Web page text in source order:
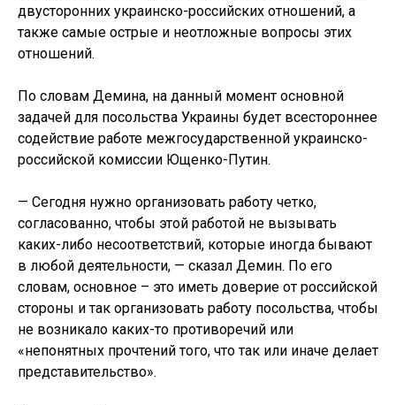
двусторонних украинско-российских отношений, а
также самые острые и неотложные вопросы этих
отношений.
По словам Демина, на данный момент основной
задачей для посольства Украины будет всестороннее
содействие работе межгосударственной украинско-
российской комиссии Ющенко-Путин.
— Сегодня нужно организовать работу четко,
согласованно, чтобы этой работой не вызывать
каких-либо несоответствий, которые иногда бывают
в любой деятельности, — сказал Демин. По его
словам, основное – это иметь доверие от российской
стороны и так организовать работу посольства, чтобы
не возникало каких-то противоречий или
«непонятных прочтений того, что так или иначе делает
представительство».